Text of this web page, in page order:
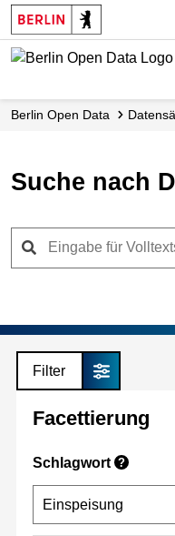
Skip
to
main
Berlin Open Data
Suche nach
Filter
Facettierung
Schlagwort ?